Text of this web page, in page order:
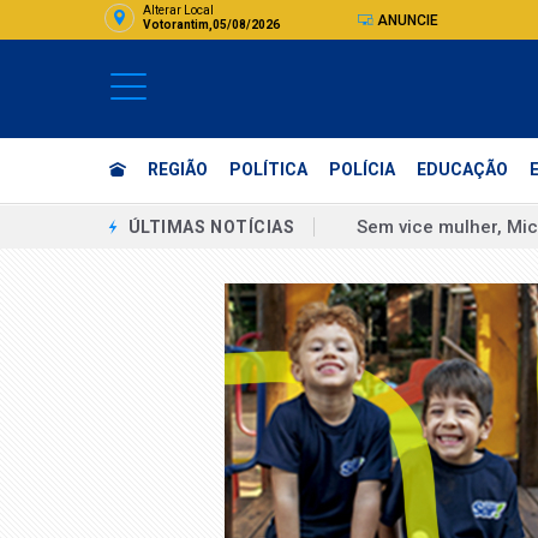
Alterar Local
Votorantim,05/08/2026
ANUNCIE
REGIÃO POLÍTICA POLÍCIA EDUCAÇÃO
ÚLTIMAS NOTÍCIAS
Sem vice mulher,
Boulos chama vice
"Eu estuprei
Assinatura digital e
Unicamp recebe
Unesp abre seleção
SP: ventania pode
Paralisação de